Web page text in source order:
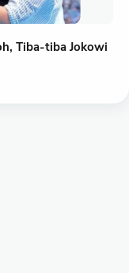
Tiba-tiba Jokowi